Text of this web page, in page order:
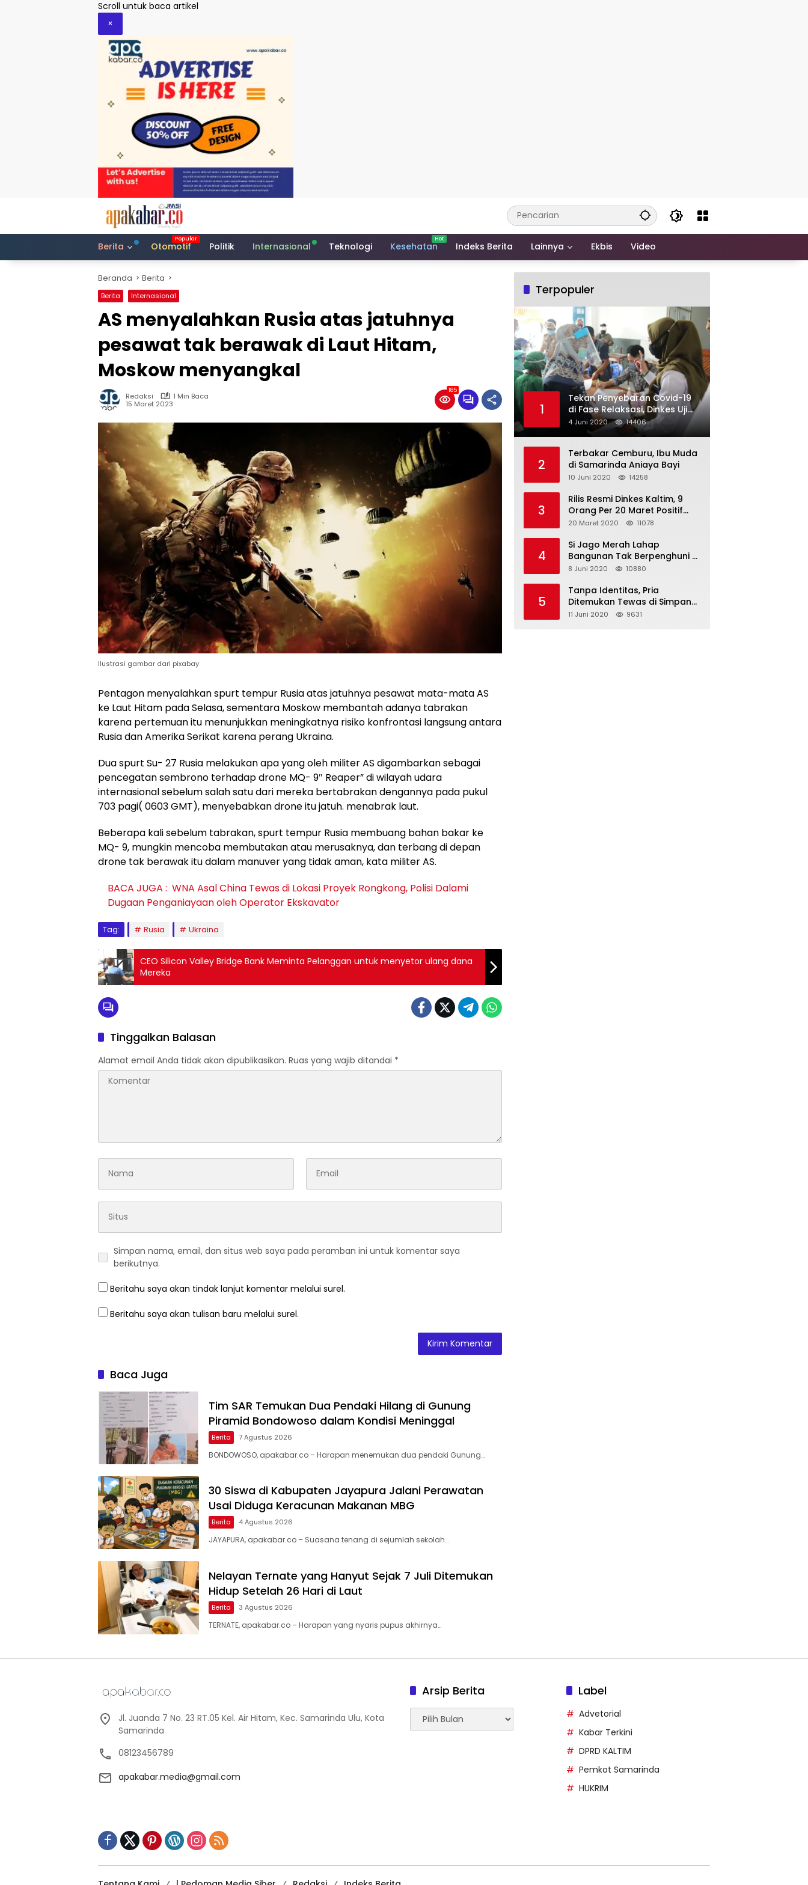
Scroll untuk baca artikel
×
Berita Otomotif Politik Internasional Teknologi Kesehatan Indeks Berita Lainnya Ekbis Video
Beranda Berita
Berita Internasional
AS menyalahkan Rusia atas jatuhnya
pesawat tak berawak di Laut Hitam,
Moskow menyangkal
Redaksi
1 Min Baca
15 Maret 2023
185
Ilustrasi gambar dari pixabay
Pentagon menyalahkan spurt tempur Rusia atas jatuhnya pesawat mata-mata AS
ke Laut Hitam pada Selasa, sementara Moskow membantah adanya tabrakan
karena pertemuan itu menunjukkan meningkatnya risiko konfrontasi langsung antara
Rusia dan Amerika Serikat karena perang Ukraina.
Dua spurt Su- 27 Rusia melakukan apa yang oleh militer AS digambarkan sebagai
pencegatan sembrono terhadap drone MQ- 9″ Reaper” di wilayah udara
internasional sebelum salah satu dari mereka bertabrakan dengannya pada pukul
703 pagi( 0603 GMT), menyebabkan drone itu jatuh. menabrak laut.
Beberapa kali sebelum tabrakan, spurt tempur Rusia membuang bahan bakar ke
MQ- 9, mungkin mencoba membutakan atau merusaknya, dan terbang di depan
drone tak berawak itu dalam manuver yang tidak aman, kata militer AS.
BACA JUGA : WNA Asal China Tewas di Lokasi Proyek Rongkong, Polisi Dalami
Dugaan Penganiayaan oleh Operator Ekskavator
Tag: Rusia Ukraina
CEO Silicon Valley Bridge Bank Meminta Pelanggan untuk menyetor ulang dana
Mereka
Tinggalkan Balasan
Alamat email Anda tidak akan dipublikasikan. Ruas yang wajib ditandai *
Simpan nama, email, dan situs web saya pada peramban ini untuk komentar saya
berikutnya.
Beritahu saya akan tindak lanjut komentar melalui surel.
Beritahu saya akan tulisan baru melalui surel.
Baca Juga
Tim SAR Temukan Dua Pendaki Hilang di Gunung
Piramid Bondowoso dalam Kondisi Meninggal
Berita 7 Agustus 2026
BONDOWOSO, apakabar.co – Harapan menemukan dua pendaki Gunung…
30 Siswa di Kabupaten Jayapura Jalani Perawatan
Usai Diduga Keracunan Makanan MBG
Berita 4 Agustus 2026
JAYAPURA, apakabar.co – Suasana tenang di sejumlah sekolah…
Nelayan Ternate yang Hanyut Sejak 7 Juli Ditemukan
Hidup Setelah 26 Hari di Laut
Berita 3 Agustus 2026
TERNATE, apakabar.co – Harapan yang nyaris pupus akhirnya…
Terpopuler
1
Tekan Penyebaran Covid-19
di Fase Relaksasi, Dinkes Uji
Swab Massal di Pelabuhan
Samarinda
4 Juni 2020 14406
2
Terbakar Cemburu, Ibu Muda
di Samarinda Aniaya Bayi
10 Juni 2020 14258
3
Rilis Resmi Dinkes Kaltim, 9
Orang Per 20 Maret Positif
Covid-19
20 Maret 2020 11078
4
Si Jago Merah Lahap
Bangunan Tak Berpenghuni di
Jalan Kadrie Oening
8 Juni 2020 10880
5
Tanpa Identitas, Pria
Ditemukan Tewas di Simpang
Tiga Jalan Kesuma Bangsa
11 Juni 2020 9631
Jl. Juanda 7 No. 23 RT.05 Kel. Air Hitam, Kec. Samarinda Ulu, Kota
Samarinda
08123456789
apakabar.media@gmail.com
Arsip Berita
Arsip
Berita
Label
Advetorial
Kabar Terkini
DPRD KALTIM
Pemkot Samarinda
HUKRIM